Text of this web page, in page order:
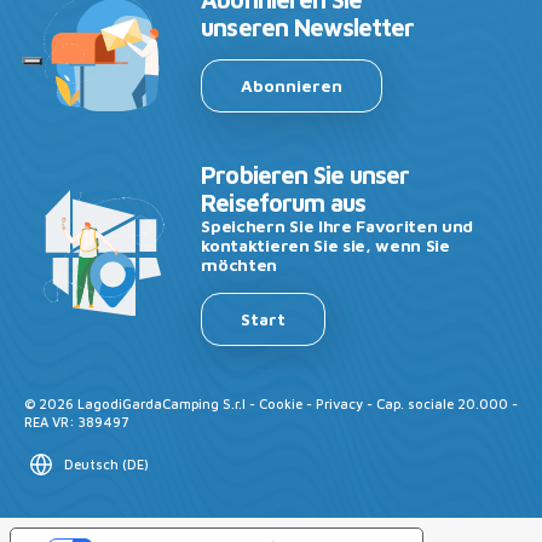
unseren Newsletter
Abonnieren
Probieren Sie unser
Reiseforum aus
Speichern Sie Ihre Favoriten und
kontaktieren Sie sie, wenn Sie
möchten
Start
© 2026 LagodiGardaCamping S.r.l - Cookie - Privacy - Cap. sociale 20.000 -
REA VR: 389497
Deutsch (DE)